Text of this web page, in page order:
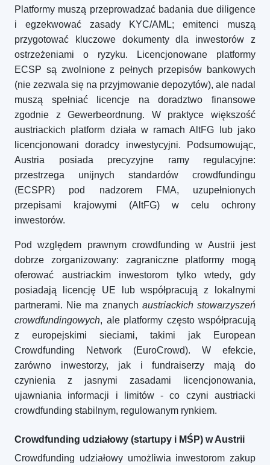
Platformy muszą przeprowadzać badania due diligence
i egzekwować zasady KYC/AML; emitenci muszą
przygotować kluczowe dokumenty dla inwestorów z
ostrzeżeniami o ryzyku. Licencjonowane platformy
ECSP są zwolnione z pełnych przepisów bankowych
(nie zezwala się na przyjmowanie depozytów), ale nadal
muszą spełniać licencje na doradztwo finansowe
zgodnie z Gewerbeordnung. W praktyce większość
austriackich platform działa w ramach AltFG lub jako
licencjonowani doradcy inwestycyjni. Podsumowując,
Austria posiada precyzyjne ramy regulacyjne:
przestrzega unijnych standardów crowdfundingu
(ECSPR) pod nadzorem FMA, uzupełnionych
przepisami krajowymi (AltFG) w celu ochrony
inwestorów.
Pod względem prawnym crowdfunding w Austrii jest
dobrze zorganizowany: zagraniczne platformy mogą
oferować austriackim inwestorom tylko wtedy, gdy
posiadają licencję UE lub współpracują z lokalnymi
partnerami. Nie ma znanych austriackich stowarzyszeń
crowdfundingowych, ale platformy często współpracują
z europejskimi sieciami, takimi jak European
Crowdfunding Network (EuroCrowd). W efekcie,
zarówno inwestorzy, jak i fundraiserzy mają do
czynienia z jasnymi zasadami licencjonowania,
ujawniania informacji i limitów - co czyni austriacki
crowdfunding stabilnym, regulowanym rynkiem.
Crowdfunding udziałowy (startupy i MŚP) w Austrii
Crowdfunding udziałowy umożliwia inwestorom zakup